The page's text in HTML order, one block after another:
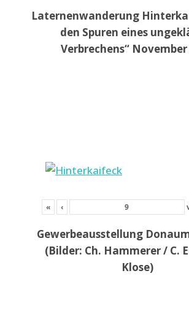
Laternenwanderung
den Spuren eines
Verbrechens“ November
« ‹
Gewerbeausstellung
(Bilder: Ch. Hammerer / C.
Klose)